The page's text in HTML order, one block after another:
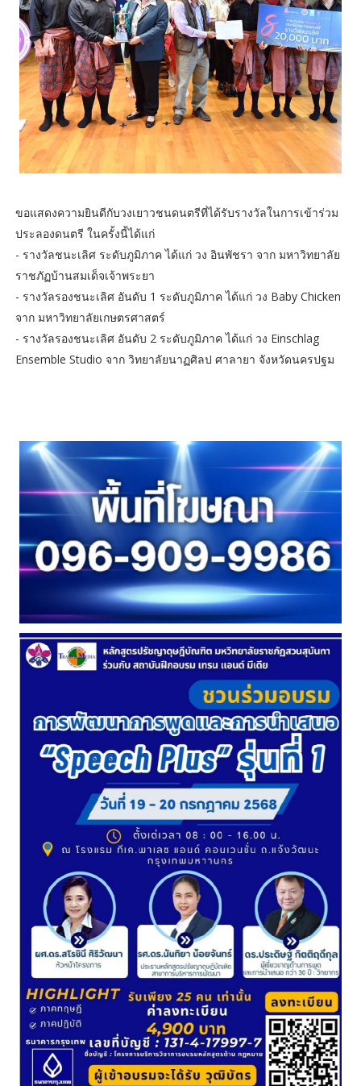
ขอแสดงความยินดีกับวงเยาวชนดนตรีที่ได้รับรางวัลในการเข้าร่วม
ประลองดนตรี ในครั้งนี้ได้แก่
- รางวัลชนะเลิศ ระดับภูมิภาค ได้แก่ วง อินพัชรา จาก มหาวิทยาลัย
ราชภัฏบ้านสมเด็จเจ้าพระยา
- รางวัลรองชนะเลิศ อันดับ 1 ระดับภูมิภาค ได้แก่ วง Baby Chicken
จาก มหาวิทยาลัยเกษตรศาสตร์
- รางวัลรองชนะเลิศ อันดับ 2 ระดับภูมิภาค ได้แก่ วง Einschlag
Ensemble Studio จาก วิทยาลัยนาฏศิลป ศาลายา จังหวัดนครปฐม